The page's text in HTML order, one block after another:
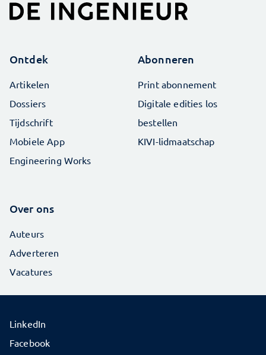
Ontdek
Artikelen
Dossiers
Tijdschrift
Mobiele App
Engineering Works
Abonneren
Print abonnement
Digitale edities los
bestellen
KIVI-lidmaatschap
Over ons
Auteurs
Adverteren
Vacatures
LinkedIn
Facebook